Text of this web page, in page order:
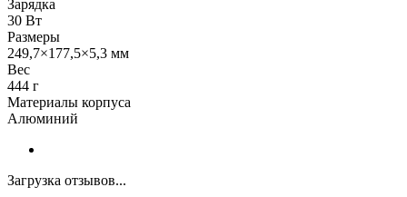
Зарядка
30 Вт
Размеры
249,7×177,5×5,3 мм
Вес
444 г
Материалы корпуса
Алюминий
Загрузка отзывов...